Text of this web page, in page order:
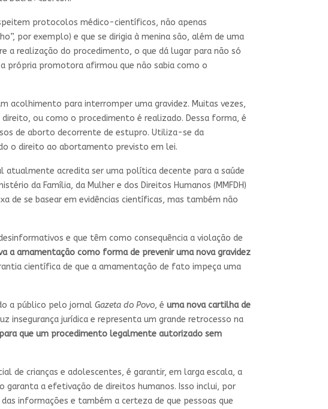
protocolos médico-científicos, não apenas
por exemplo) e que se dirigia à menina são, além de uma
a realização do procedimento, o que dá lugar para não só
própria promotora afirmou que não sabia como o
acolhimento para interromper uma gravidez. Muitas vezes,
ou como o procedimento é realizado. Dessa forma, é
de aborto decorrente de estupro. Utiliza-se da
o direito ao abortamento previsto em lei.
acredita ser uma política decente para a saúde
da Família, da Mulher e dos Direitos Humanos (MMFDH)
de se basear em evidências científicas, mas também não
e que têm como consequência a violação de
a amamentação como forma de prevenir uma nova gravidez
científica de que a amamentação de fato impeça uma
a público pelo jornal Gazeta do Povo, é uma nova cartilha de
insegurança jurídica e representa um grande retrocesso na
que um procedimento legalmente autorizado sem
de crianças e adolescentes, é garantir, em larga escala, a
garanta a efetivação de direitos humanos. Isso inclui, por
informações e também a certeza de que pessoas que